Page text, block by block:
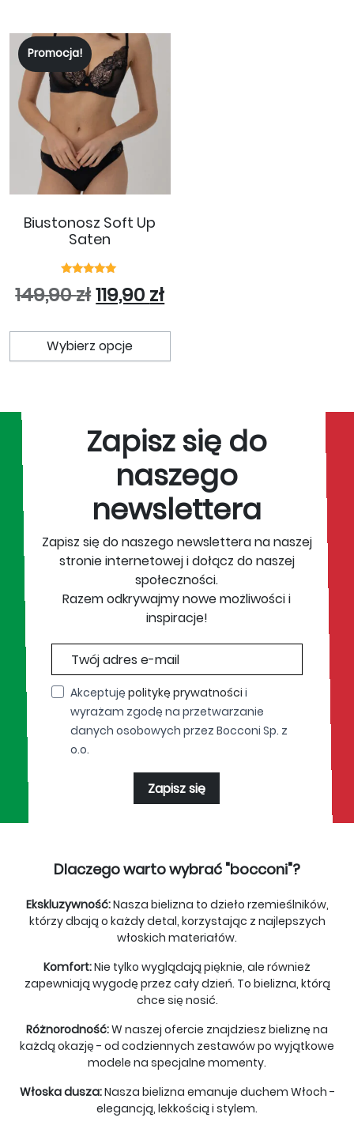
Promocja!
Biustonosz Soft Up
Saten
5.00
na 5
149,90złPierwotna cena wynosiła:
119,90 złAktualna cena
Wybierz opcje
Ten produkt ma wiele
Zapisz się do
naszego
newslettera
Zapisz się do naszego newslettera na naszej
stronie internetowej i dołącz do naszej
społeczności.
Razem odkrywajmy nowe możliwości i
inspiracje!
Akceptujępolitykę prywatności i
wyrażam zgodę na przetwarzanie
danych osobowych przez Bocconi Sp. z
o.o.
Zapisz się
Dlaczego warto wybrać "bocconi"?
Ekskluzywność:Nasza bielizna to dzieło rzemieślników,
którzy dbają o każdy detal, korzystając z najlepszych
włoskich materiałów.
Komfort:Nie tylko wyglądają pięknie, ale również
zapewniają wygodę przez cały dzień. To bielizna, którą
chce się nosić.
Różnorodność:W naszej ofercie znajdziesz bieliznę na
każdą okazję - od codziennych zestawów po wyjątkowe
modele na specjalne momenty.
Włoska dusza:Nasza bielizna emanuje duchem Włoch -
elegancją, lekkością i stylem.